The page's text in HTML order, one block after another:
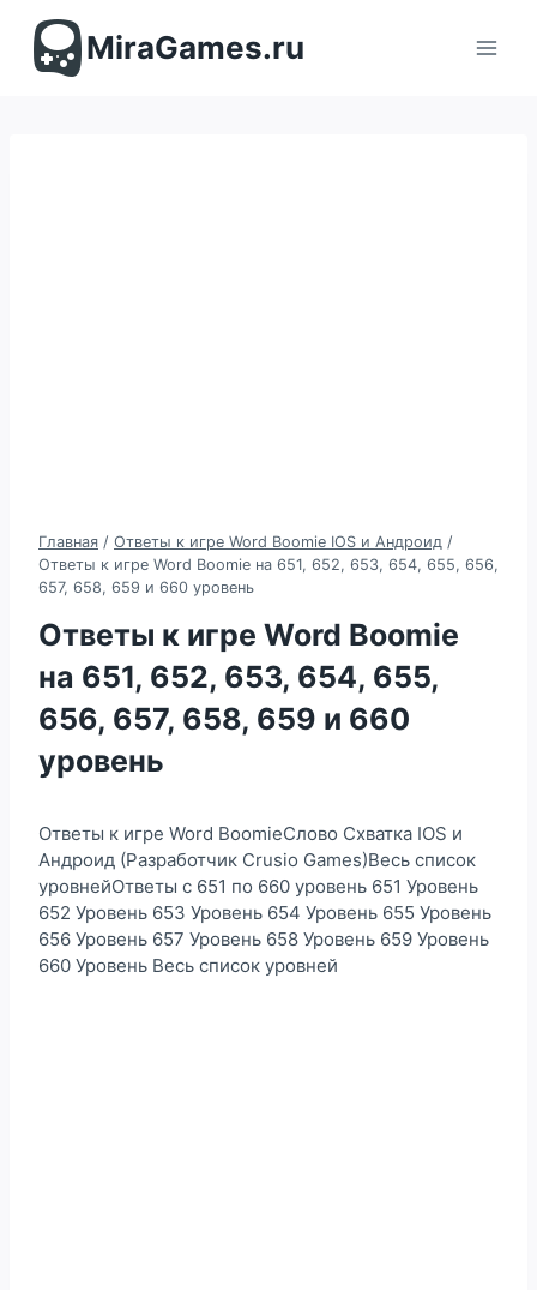
содержимомуMiraGames.ru
Главная / Ответы к игре Word Boomie IOS и Андроид /
Ответы к игре Word Boomie на 651, 652, 653, 654, 655, 656,
657, 658, 659 и 660 уровень
Ответы к игре Word Boomie
на 651, 652, 653, 654, 655,
656, 657, 658, 659 и 660
уровень
Ответы к игре Word BoomieСлово Схватка IOS и
Андроид (Разработчик Crusio Games)Весь список
уровнейОтветы с 651 по 660 уровень 651 Уровень
652 Уровень 653 Уровень 654 Уровень 655 Уровень
656 Уровень 657 Уровень 658 Уровень 659 Уровень
660 Уровень Весь список уровней